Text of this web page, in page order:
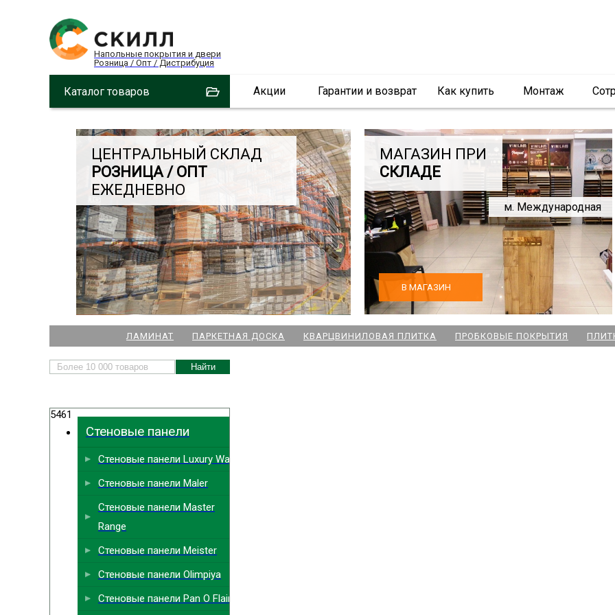
Напольные покрытия и двери
Розница / Опт / Дистрибуция
Каталог товаров Акции Гарантии и возврат Как купить Монтаж
ЦЕНТРАЛЬНЫЙ СКЛАД
РОЗНИЦА / ОПТ
ЕЖЕДНЕВНО
МАГАЗИН ПРИ
СКЛАДЕ
м. Международная
В МАГАЗИН
НАШИ МАГАЗИНЫ
ЛАМИНАТ ПАРКЕТНАЯ ДОСКА КВАРЦВИНИЛОВАЯ ПЛИТКА ПРОБКОВЫЕ ПОКРЫТИЯ
5461
Стеновые панели
Стеновые панели Luxury Wall
Стеновые панели Maler
Стеновые панели Master
Range
Стеновые панели Meister
Стеновые панели Olimpiya
Стеновые панели Pan O Flair